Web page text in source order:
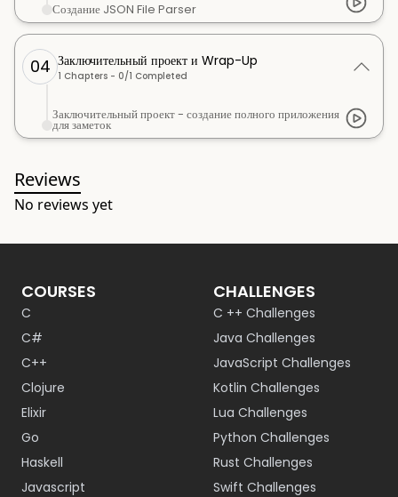
Создание JSON File Parser
04 Заключительный проект и Wrap-Up
1 Chapters - 0/1 Completed
Заключительный проект - создание полного приложения
для заметок
Reviews
No reviews yet
COURSES
C
C#
C++
Clojure
Elixir
Go
Haskell
Javascript
CHALLENGES
C ++ Challenges
Java Challenges
JavaScript Challenges
Kotlin Challenges
Lua Challenges
Python Challenges
Rust Challenges
Swift Challenges